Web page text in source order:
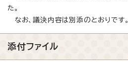
た。
なお、議決内容は別添のとおりです。
添付ファイル